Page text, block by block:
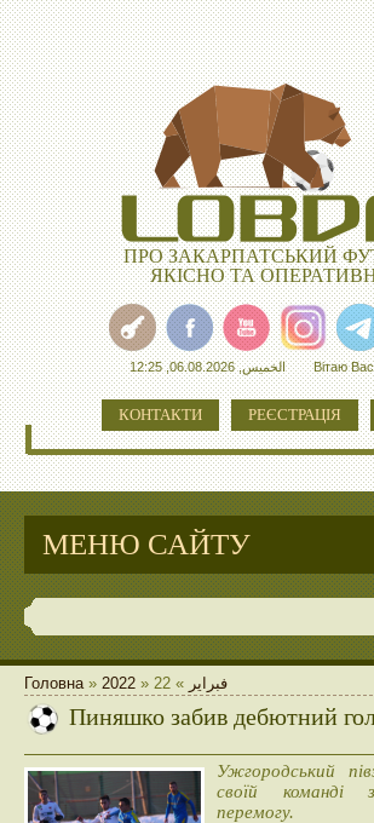
ПРО ЗАКАРПАТСЬКИЙ
ЯКІСНО ТА
الخميس, 06.08.2026, 12:25 Вітаю Вас
КОНТАКТИ РЕЄСТРАЦІЯ
МЕНЮ САЙТУ
Головна» 2022 » فبراير »
22
Пиняшко забив дебютний
Ужгородський
своїй команді
перемогу.